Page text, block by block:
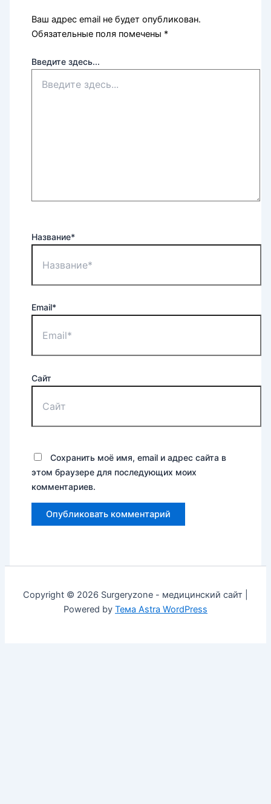
Ваш адрес email не будет опубликован.
Обязательные поля помечены *
Введите здесь...
Название*
Email*
Сайт
Сохранить моё имя, email и адрес сайта в
этом браузере для последующих моих
комментариев.
Copyright © 2026 Surgeryzone - медицинский сайт |
Powered by Тема Astra WordPress